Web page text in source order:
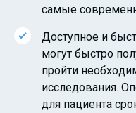
самые
Доступное и
могут быстро
пройти
исследования.
для пациента